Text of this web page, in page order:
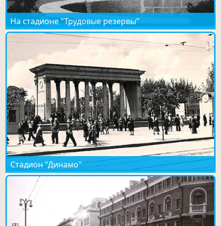
На стадионе "Трудовые резервы"
Стадион "Динамо"